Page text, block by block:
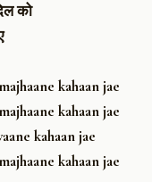
को
kahaan jae
kahaan jae
kahaan jae
kahaan jae